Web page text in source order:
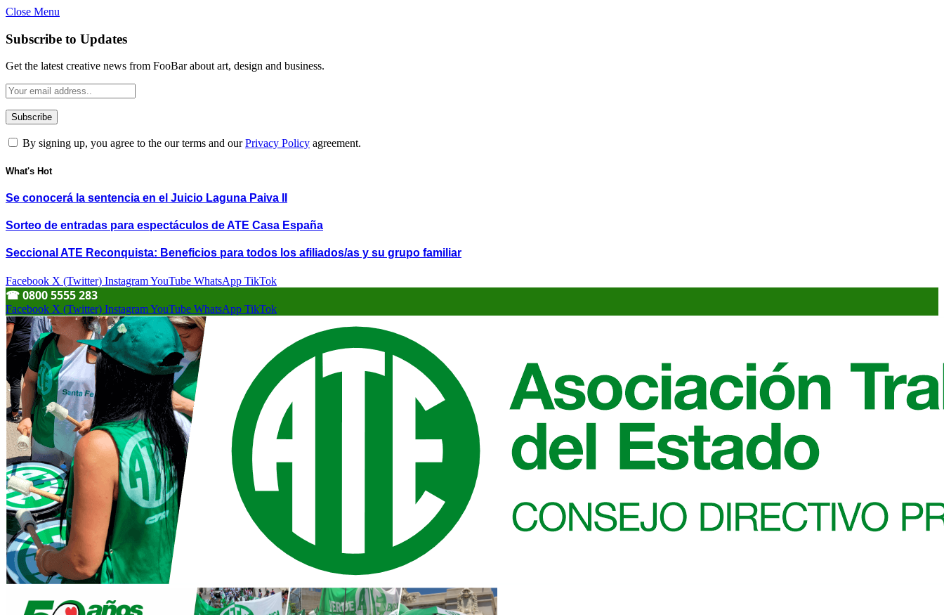
Close Menu
Subscribe to Updates
Get the latest creative news from FooBar about art, design and business.
By signing up, you agree to the our terms and ourPrivacy Policy agreement.
What's Hot
Se conocerá la sentencia en el Juicio Laguna Paiva II
Sorteo de entradas para espectáculos de ATE Casa España
Seccional ATE Reconquista: Beneficios para todos los afiliados/as y su grupo familiar
Facebook X (Twitter) InstagramYouTube WhatsApp TikTok
☎︎ 0800 5555 283
Facebook X (Twitter) InstagramYouTube WhatsApp TikTok